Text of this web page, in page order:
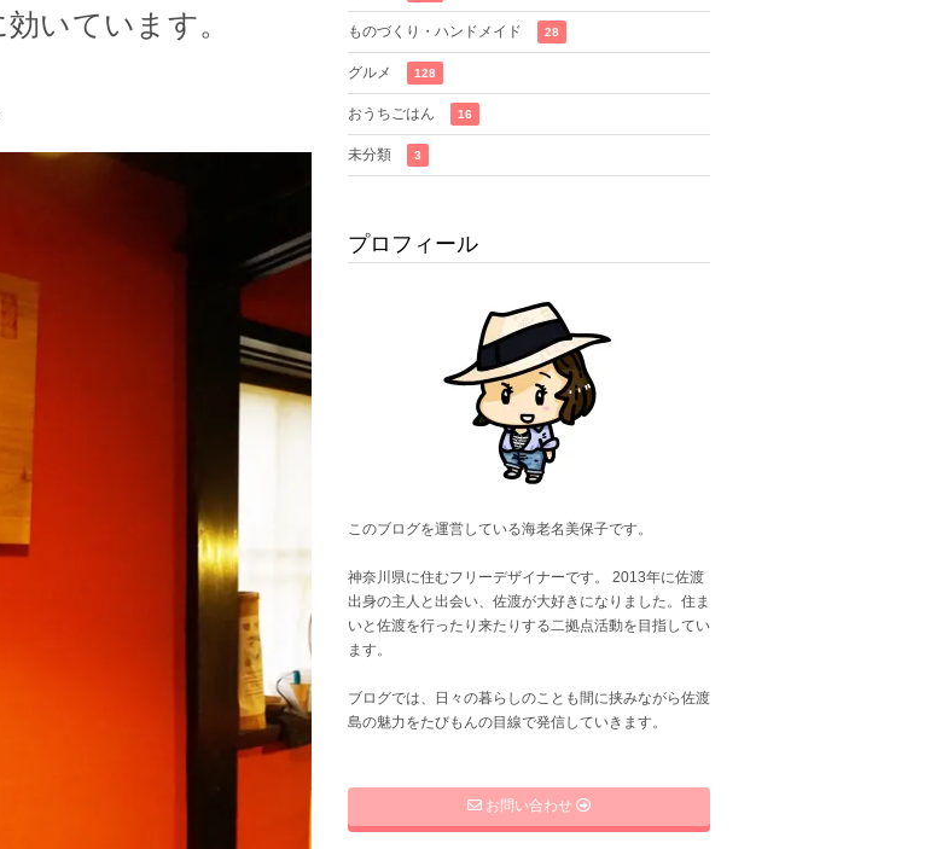
いています。 ものづくり・ハンドメイド 28
グルメ 128
おうちごはん 16
未分類 3
プロフィール
このブログを運営している海老名美保子です。
神奈川県に住むフリーデザイナーです。 2013年に佐渡
出身の主人と出会い、佐渡が大好きになりました。住ま
いと佐渡を行ったり来たりする二拠点活動を目指してい
ます。
ブログでは、日々の暮らしのことも間に挟みながら佐渡
島の魅力をたびもんの目線で発信していきます。
お問い合わせ